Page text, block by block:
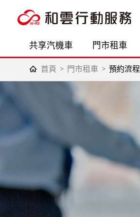
共享汽機車 門市租車
首頁 門市租車 預約流程